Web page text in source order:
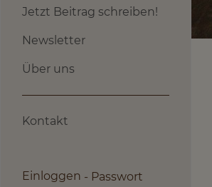
Jetzt Beitrag schreiben!
Newsletter
Über uns
Kontakt
Einloggen
Passwort